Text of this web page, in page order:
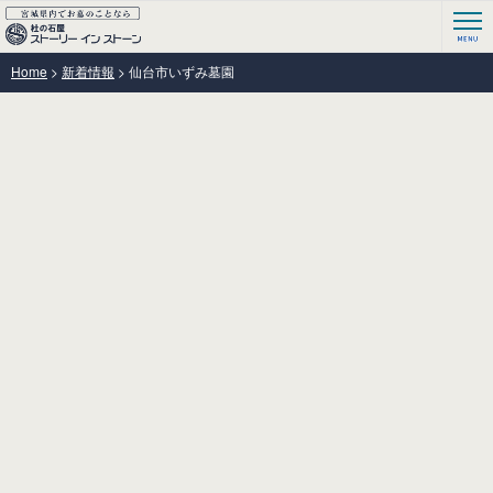
Home > 新着情報 > 仙台市いずみ墓園